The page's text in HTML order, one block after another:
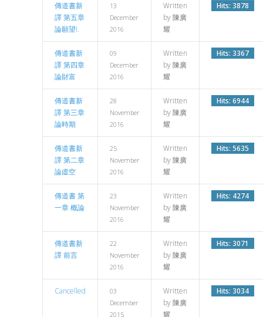
傳道書新
譯 第五章
論願望I.
13
December
2016
Written
by 陳廣
耀
Hits: 3878
傳道書新
譯 第四章
論財富
09
December
2016
Written
by 陳廣
耀
Hits: 3367
傳道書新
譯 第三章
論時期
28
November
2016
Written
by 陳廣
耀
Hits: 6944
傳道書新
譯 第二章
論虛空
25
November
2016
Written
by 陳廣
耀
Hits: 5635
傳道書 第
一章 概論
23
November
2016
Written
by 陳廣
耀
Hits: 4274
傳道書新
譯 前言
22
November
2016
Written
by 陳廣
耀
Hits: 3071
Cancelled
03
December
2015
Written
by 陳廣
耀
Hits: 3034